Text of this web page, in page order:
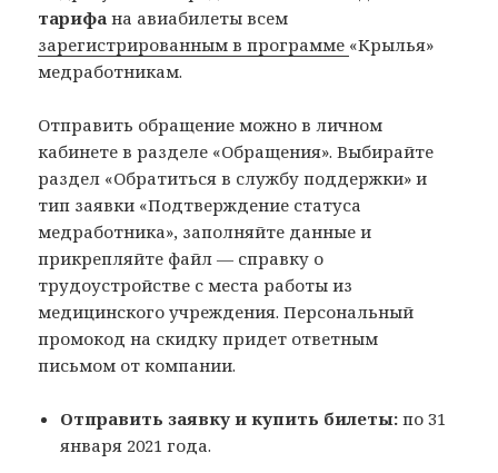
тарифа на авиабилеты всем
зарегистрированным в программе «Крылья»
медработникам.
Отправить обращение можно в личном
кабинете в разделе «Обращения». Выбирайте
раздел «Обратиться в службу поддержки» и
тип заявки «Подтверждение статуса
медработника», заполняйте данные и
прикрепляйте файл — справку о
трудоустройстве с места работы из
медицинского учреждения. Персональный
промокод на скидку придет ответным
письмом от компании.
Отправить заявку и купить билеты: по 31
января 2021 года.